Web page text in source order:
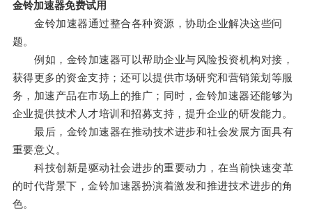
金铃加速器免费试用
金铃加速器通过整合各种资源，协助企业解决这些问
题。
例如，金铃加速器可以帮助企业与风险投资机构对接，
获得更多的资金支持；还可以提供市场研究和营销策划等服
务，加速产品在市场上的推广；同时，金铃加速器还能够为
企业提供技术人才培训和招募支持，提升企业的研发能力。
最后，金铃加速器在推动技术进步和社会发展方面具有
重要意义。
科技创新是驱动社会进步的重要动力，在当前快速变革
的时代背景下，金铃加速器扮演着激发和推进技术进步的角
色。